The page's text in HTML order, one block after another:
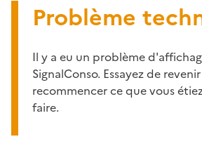
Problème
Il y a eu un problème
SignalConso. Essayez de
recommencer ce que vous
faire.